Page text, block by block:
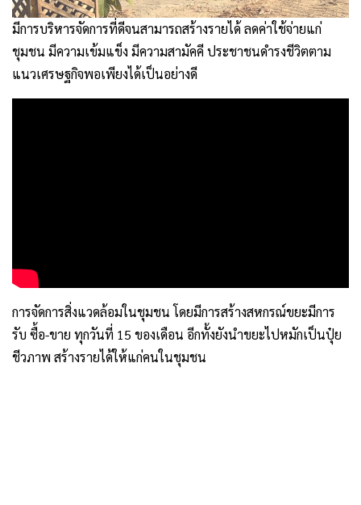
มีการบริหารจัดการที่ดีจนสามารถสร้างรายได้ ลดค่าใช้จ่ายแก่
ชุมชน มีความเข้มแข็ง มีความสามัคคี ประชาชนดำรงชีวิตตาม
แนวเศรษฐกิจพอเพียงได้เป็นอย่างดี
การจัดการสิ่งแวดล้อมในชุมชน โดยมีการสร้างสหกรณ์ขยะมีการ
รับ ซื้อ-ขาย ทุกวันที่ 15 ของเดือน อีกทั้งยังนำขยะไปหมักเป็นปุ๋ย
ชีวภาพ สร้างรายได้ให้แก่คนในชุมชน